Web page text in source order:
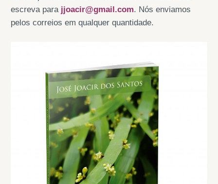
escreva para jjoacir@gmail.com. Nós enviamos
pelos correios em qualquer quantidade.